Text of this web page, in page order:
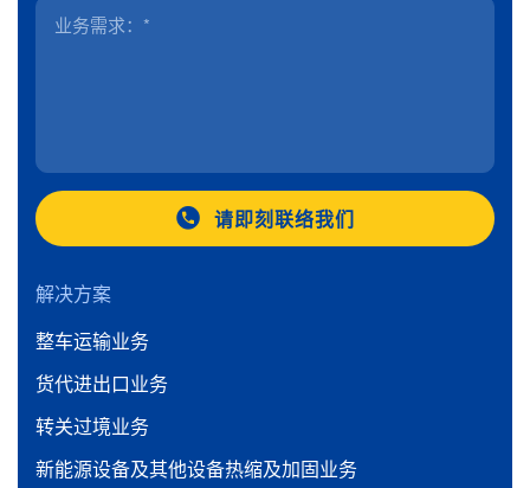
请即刻联络我们
解决方案
整车运输业务
货代进出口业务
转关过境业务
新能源设备及其他设备热缩及加固业务